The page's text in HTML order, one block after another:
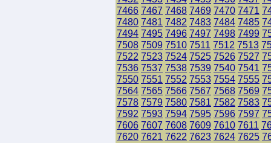
7466 7467 7468 7469 7470 7471
7480 7481 7482 7483 7484 7485
7494 7495 7496 7497 7498 7499
7508 7509 7510 7511 7512 7513
7522 7523 7524 7525 7526 7527
7536 7537 7538 7539 7540 7541
7550 7551 7552 7553 7554 7555
7564 7565 7566 7567 7568 7569
7578 7579 7580 7581 7582 7583
7592 7593 7594 7595 7596 7597
7606 7607 7608 7609 7610 7611
7620 7621 7622 7623 7624 7625